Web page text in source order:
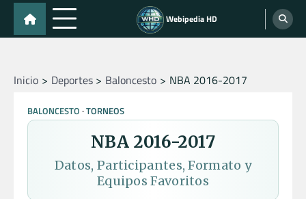
Skip
content
Webipedia HD
Inicio Deportes Baloncesto NBA 2016-2017
BALONCESTO TORNEOS
NBA 2016-2017
Datos, Participantes, Formato y
Equipos Favoritos